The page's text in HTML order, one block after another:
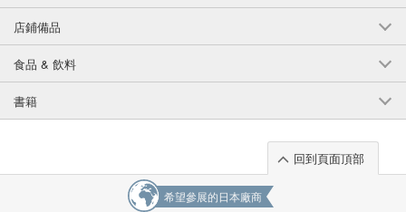
店鋪備品
食品 & 飲料
書籍
回到頁面頂部
希望參展的日本廠商